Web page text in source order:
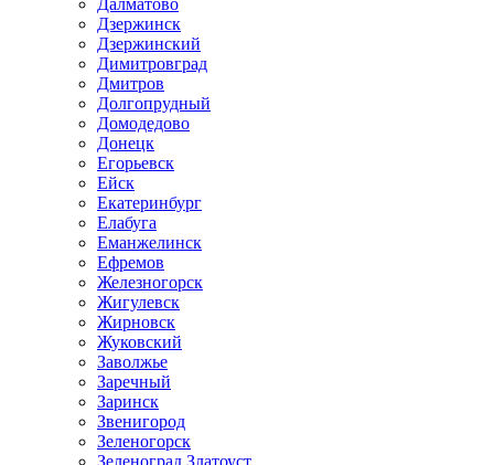
Далматово
Дзержинск
Дзержинский
Димитровград
Дмитров
Долгопрудный
Домодедово
Донецк
Егорьевск
Ейск
Екатеринбург
Елабуга
Еманжелинск
Ефремов
Железногорск
Жигулевск
Жирновск
Жуковский
Заволжье
Заречный
Заринск
Звенигород
Зеленогорск
Зеленоград Златоуст